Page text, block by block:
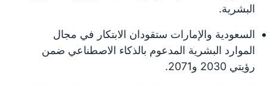
البشرية.
السعودية والإمارات ستقودان الابتكار في مجال
الموارد البشرية المدعوم بالذكاء الاصطناعي ضمن
رؤيتي 2030 و2071.